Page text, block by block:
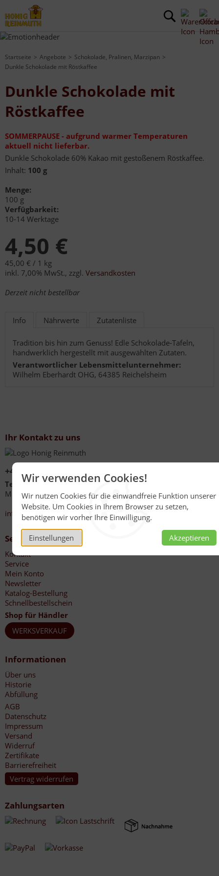
Wir verwenden Cookies!
Wir nutzen Cookies für die einwandfreie Funktion unserer
Website. Um Cookies in Ihrem Browser zu setzen,
benötigen wir vorher Ihre Einwilligung.
Einstellungen Akzeptieren
Startseite Angebote
Schokolade, Pralinen, Marzipan
Dunkle Schokolade mit Röstkaffee
Dunkle Schokolade mit
Röstkaffee
SOMMERPAUSE - aufgrund warmer Temperaturen
aktuell nicht lieferbar.
Dunkle Schokolade 60% Kakao mit gestoßenem Röstkaffee.
Inhalt: 100 g
Menge:
100 g
Verfügbarkeit:
10-14 Werktage
4,50 €
45,00 € / 1 kg
inkl. 7,00% MwSt., zzgl. Versandkosten
Derzeit nicht bestellbar
Info Nährwerte Zutatenliste
Tradition bis hin zum Genuss! Edle Schokolade-Tafeln,
handwerklich hergestellt mit ausgewählten Zutaten.
Verantwortlicher Lebensmittelunternehmer:
Wilhelm Eberhardt OHG, 64385 Reichelsheim
Ihr Kontakt zu uns
+49 (0)6267 1021
Telefonzeiten
Mo - Fr 08:00 - 12:00 Uhr
13:30 - 17:00 Uhr
info@honig-reinmuth.de
Service
Kontakt
Service
Mein Konto
Newsletter
Katalog-Bestellung
Schnellbestellschein
Shop für Händler
WERKSVERKAUF
Informationen
Über uns
Historie
Abfüllung
AGB
Datenschutz
Impressum
Versand
Widerruf
Zertifikate
Barrierefreiheit
Vertrag widerrufen
Zahlungsarten